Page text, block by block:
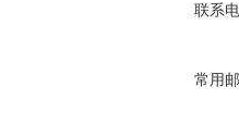
联系
常用